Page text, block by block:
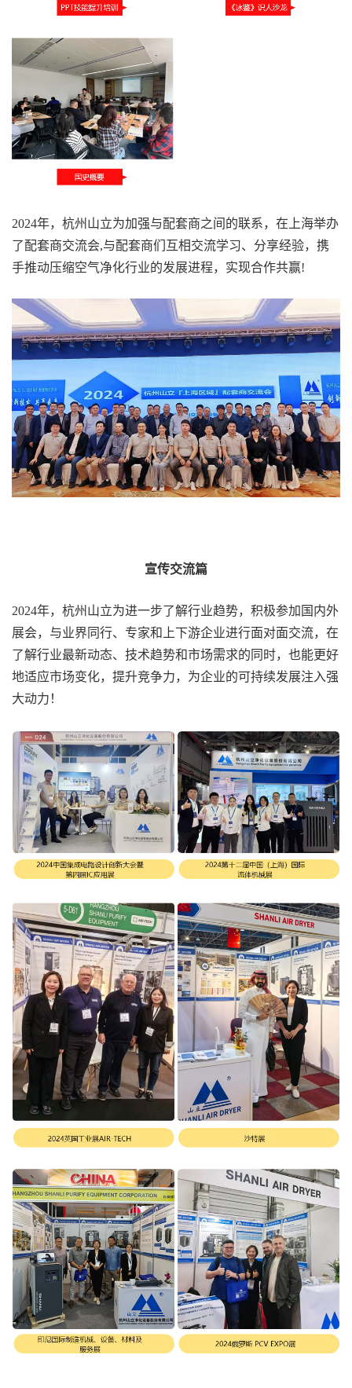
2024年，杭州山立为加强与配套商之间的联系，在上海举办
了配套商交流会,与配套商们互相交流学习、分享经验，携
手推动压缩空气净化行业的发展进程，实现合作共赢!
宣传交流篇
2024年，杭州山立为进一步了解行业趋势，积极参加国内外
展会，与业界同行、专家和上下游企业进行面对面交流，在
了解行业最新动态、技术趋势和市场需求的同时，也能更好
地适应市场变化，提升竞争力，为企业的可持续发展注入强
大动力！